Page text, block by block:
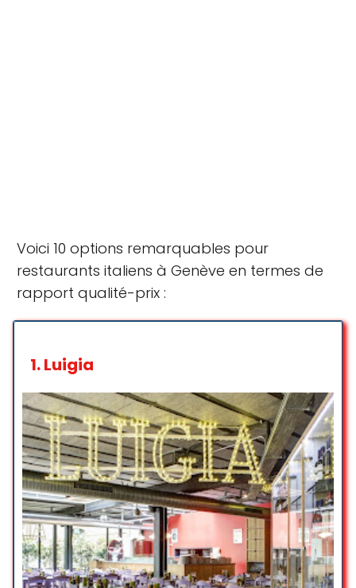
Voici 10 options remarquables pour
restaurants italiens à Genève en termes de
rapport qualité-prix :
1.Luigia